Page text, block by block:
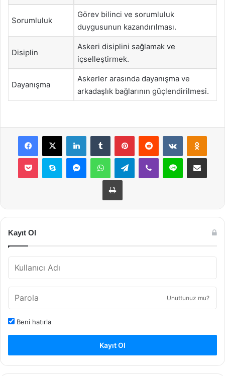
Sorumluluk
Görev bilinci ve sorumluluk
duygusunun kazandırılması.
Disiplin
Askeri disiplini sağlamak ve
içselleştirmek.
Dayanışma
Askerler arasında dayanışma ve
arkadaşlık bağlarının güçlendirilmesi.
Facebook
X LinkedInTumblr PinterestReddit VKontakte
Pocket Skype MessengerWhatsAppTelegramViber Line E-Posta ile
Yazdır
Kayıt Ol
Unuttunuz mu?
Beni hatırla
Kayıt Ol